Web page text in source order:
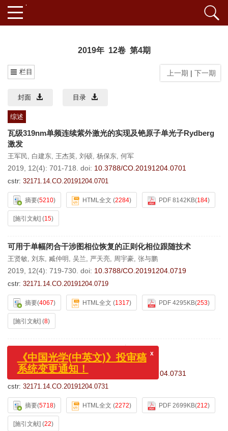
2019年 12卷 第4期
栏目 上一期 | 下一期
封面 目录
综述
瓦级319nm单频连续紫外激光的实现及铯原子单光子Rydberg
激发
王军民, 白建东, 王杰英, 刘硕, 杨保东, 何军
2019, 12(4): 701-718. doi: 10.3788/CO.20191204.0701
cstr: 32171.14.CO.20191204.0701
摘要(5210) HTML全文 (2284) PDF 8142KB(184)
[施引文献] (15)
可用于单幅闭合干涉图相位恢复的正则化相位跟随技术
王贤敏, 刘东, 臧仲明 , 吴兰, 严天亮, 周宇豪, 张与鹏
2019, 12(4): 719-730. doi: 10.3788/CO.20191204.0719
cstr: 32171.14.CO.20191204.0719
摘要(4067) HTML全文 (1317) PDF 4295KB(253)
[施引文献] (8)
眼科光学相干层析成像的图像处理方法
蔡怀宇,张玮茜,陈晓冬,刘珊珊,韩晓艳
2019, 12(4): 731-740. doi: 10.3788/CO.20191204.0731
cstr: 32171.14.CO.20191204.0731
摘要(5718) HTML全文 (2272) PDF 2699KB(212)
[施引文献] (22)
《中国光学(中英文)》投审稿
系统变更通知！